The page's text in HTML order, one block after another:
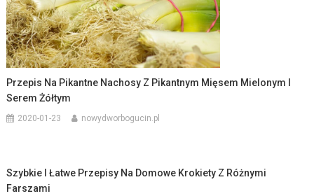
Przepis Na Pikantne Nachosy Z Pikantnym Mięsem Mielonym I
Serem Żółtym
2020-01-23 nowydworbogucin.pl
Szybkie I Łatwe Przepisy Na Domowe Krokiety Z Różnymi
Farszami